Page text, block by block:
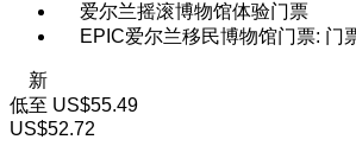
爱尔兰摇滚博物馆体验门票
EPIC爱尔兰移民博物馆门票: 门
新
低至 US$55.49
US$52.72